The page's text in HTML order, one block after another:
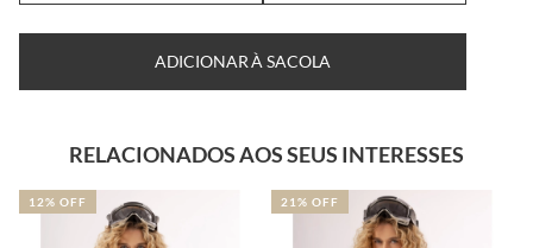
ADICIONAR À SACOLA
RELACIONADOS AOS SEUS INTERESSES